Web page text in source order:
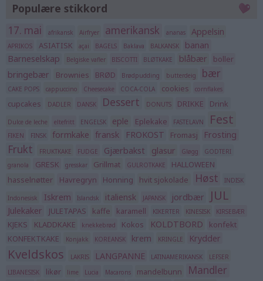
Populære stikkord
17. mai afrikansk Airfryer amerikansk ananas Appelsin
APRIKOS ASIATISK açai BAGELS Baklava BALKANSK
banan
Barneselskap
Belgiske vafler BISCOTTI BLØTKAKE blåbær boller
bringebær Brownies BRØD Brødpudding butterdeig bær
CAKE POPS cappuccino Cheesecake COCA-COLA cookies cornflakes
cupcakes DADLER DANSK Dessert DONUTS DRIKKE Drink
Dulce de leche eltefritt ENGELSK eple Eplekake FASTELAVN Fest
FIKEN FINSK formkake fransk FROKOST Fromasj Frosting
Frukt FRUKTKAKE FUDGE Gjærbakst glasur Gløgg
GODTERI
granola
GRESK gresskar Grillmat GULROTKAKE
HALLOWEEN
hasselnøtter
Havregryn Honning hvit sjokolade Høst INDISK
Indonesisk Iskrem Islandsk italiensk JAPANSK jordbær JUL
Julekaker JULETAPAS kaffe karamell KIKERTER KINESISK KIRSEBÆR
KJEKS KLADDKAKE knekkebrød Kokos KOLDTBORD
konfekt
KONFEKTKAKE
Konjakk KOREANSK krem KRINGLE Krydder
Kveldskos LAKRIS LANGPANNE LATINAMERIKANSK
LEFSER
LIBANESISK
likør lime Lucia Macarons mandelbunn Mandler